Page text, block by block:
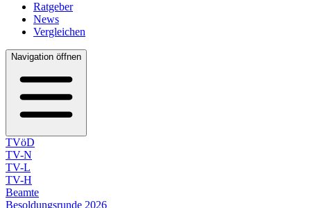
Ratgeber
News
Vergleichen
Navigation öffnen
TVöD
TV-N
TV-L
TV-H
Beamte
Besoldungsrunde 2026